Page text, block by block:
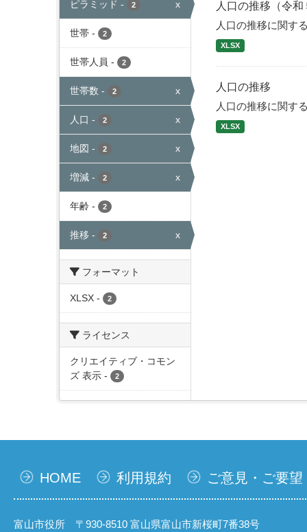
ピラミッド - 2 x
世帯 - 2
世帯人員 - 2
世帯数 - 2 x
人口 - 2 x
地図 - 2 x
増減 - 2 x
年齢 - 2
推移 - 2 x
フォーマット
XLSX - 2
ライセンス
クリエイティブ・コモン
ズ 表示 - 2
人口の推移（令和
人口の推移に関す
XLSX
人口の推移
人口の推移に関す
XLSX
HOME 利用規約 ご意見・ご要望
富山市役所 〒930-8510 富山県富山市新桜町7番38号